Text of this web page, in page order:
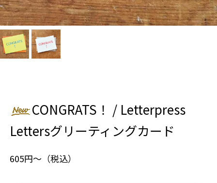
CONGRATS！ / Letterpress
Lettersグリーティングカード
605円〜（税込）